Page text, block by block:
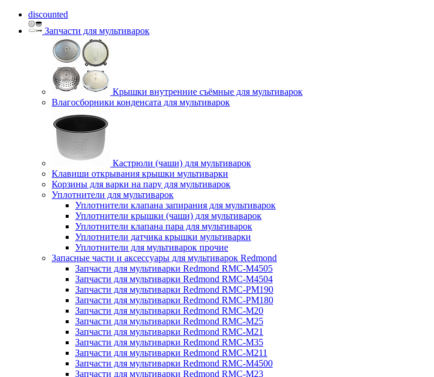
discounted
Запчасти для мультиварок
Крышки внутренние съёмные для мультиварок
Влагосборники конденсата для мультиварок
Кастрюли (чаши) для мультиварок
Клавиши открывания крышки мультиварки
Корзины для варки на пару для мультиварок
Уплотнители для мультиварок
Уплотнители клапана запирания для мультиварок
Уплотнители крышки (чаши) для мультиварок
Уплотнители клапана пара для мультиварок
Уплотнители датчика крышки мультиварки
Уплотнители для мультиварок прочие
Запасные части и аксессуары для мультиварок Redmond
Запчасти для мультиварки Redmond RMC-M4505
Запчасти для мультиварки Redmond RMC-M4504
Запчасти для мультиварки Redmond RMC-PM190
Запчасти для мультиварки Redmond RMC-PM180
Запчасти для мультиварки Redmond RMC-M20
Запчасти для мультиварки Redmond RMC-M25
Запчасти для мультиварки Redmond RMC-M21
Запчасти для мультиварки Redmond RMC-M35
Запчасти для мультиварки Redmond RMC-M211
Запчасти для мультиварки Redmond RMC-M4500
Запчасти для мультиварки Redmond RMC-M23